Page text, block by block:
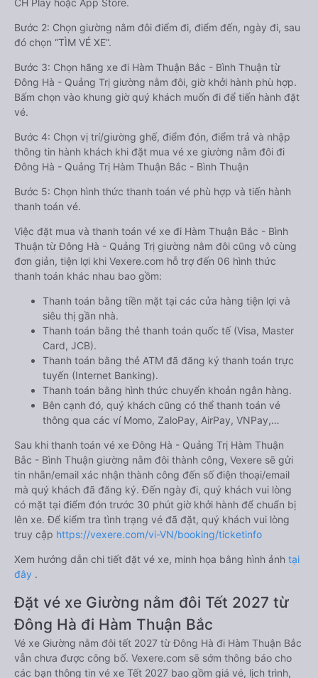
CH Play hoặc App Store.
Bước 2: Chọn giường nằm đôi điểm đi, điểm đến, ngày đi, sau
đó chọn “TÌM VÉ XE”.
Bước 3: Chọn hãng xe đi Hàm Thuận Bắc - Bình Thuận từ
Đông Hà - Quảng Trị giường nằm đôi, giờ khởi hành phù hợp.
Bấm chọn vào khung giờ quý khách muốn đi để tiến hành đặt
vé.
Bước 4: Chọn vị trí/giường ghế, điểm đón, điểm trả và nhập
thông tin hành khách khi đặt mua vé xe giường nằm đôi đi
Đông Hà - Quảng Trị Hàm Thuận Bắc - Bình Thuận
Bước 5: Chọn hình thức thanh toán vé phù hợp và tiến hành
thanh toán vé.
Việc đặt mua và thanh toán vé xe đi Hàm Thuận Bắc - Bình
Thuận từ Đông Hà - Quảng Trị giường nằm đôi cũng vô cùng
đơn giản, tiện lợi khi Vexere.com hỗ trợ đến 06 hình thức
thanh toán khác nhau bao gồm:
Thanh toán bằng tiền mặt tại các cửa hàng tiện lợi và
siêu thị gần nhà.
Thanh toán bằng thẻ thanh toán quốc tế (Visa, Master
Card, JCB).
Thanh toán bằng thẻ ATM đã đăng ký thanh toán trực
tuyến (Internet Banking).
Thanh toán bằng hình thức chuyển khoản ngân hàng.
Bên cạnh đó, quý khách cũng có thể thanh toán vé
thông qua các ví Momo, ZaloPay, AirPay, VNPay,…
Sau khi thanh toán vé xe Đông Hà - Quảng Trị Hàm Thuận
Bắc - Bình Thuận giường nằm đôi thành công, Vexere sẽ gửi
tin nhắn/email xác nhận thành công đến số điện thoại/email
mà quý khách đã đăng ký. Đến ngày đi, quý khách vui lòng
có mặt tại điểm đón trước 30 phút giờ khởi hành để chuẩn bị
lên xe. Để kiểm tra tình trạng vé đã đặt, quý khách vui lòng
truy cập https://vexere.com/vi-VN/booking/ticketinfo
Xem hướng dẫn chi tiết đặt vé xe, minh họa bằng hình ảnh tại
đây .
Đặt vé xe Giường nằm đôi Tết 2027 từ
Đông Hà đi Hàm Thuận Bắc
Vé xe Giường nằm đôi tết 2027 từ Đông Hà đi Hàm Thuận Bắc
vẫn chưa được công bố. Vexere.com sẽ sớm thông báo cho
các bạn thông tin vé xe Tết 2027 bao gồm giá vé, lịch trình,